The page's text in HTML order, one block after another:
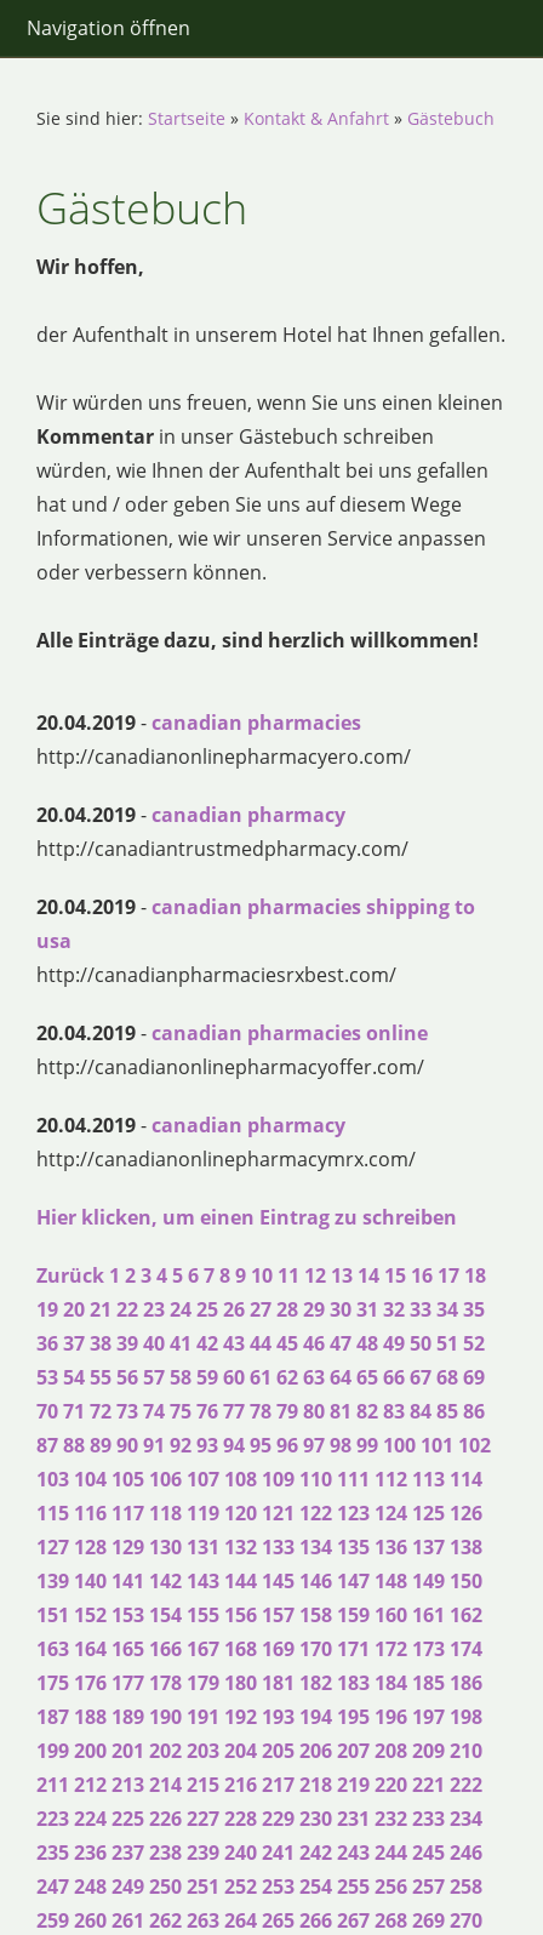
Navigation öffnen
Sie sind hier: Startseite » Kontakt & Anfahrt » Gästebuch
Gästebuch
Wir hoffen,
der Aufenthalt in unserem Hotel hat Ihnen gefallen.
Wir würden uns freuen, wenn Sie uns einen kleinen
Kommentar in unser Gästebuch schreiben
würden, wie Ihnen der Aufenthalt bei uns gefallen
hat und / oder geben Sie uns auf diesem Wege
Informationen, wie wir unseren Service anpassen
oder verbessern können.
Alle Einträge dazu, sind herzlich willkommen!
20.04.2019-canadian pharmacies
http://canadianonlinepharmacyero.com/
20.04.2019-canadian pharmacy
http://canadiantrustmedpharmacy.com/
20.04.2019-canadian pharmacies shipping to
usa
http://canadianpharmaciesrxbest.com/
20.04.2019-canadian pharmacies online
http://canadianonlinepharmacyoffer.com/
20.04.2019-canadian pharmacy
http://canadianonlinepharmacymrx.com/
Hier klicken, um einen Eintrag zu schreiben
Zurück 1 23456789 10 11 12 13 14 15 16 17 18
192021 22232425262728293031 32333435
363738394041 42434445464748495051 52
535455565758596061 6263646566676869
7071 72737475767778798081 8283848586
8788899091 9293949596979899 100 101 102
103 104 105 106 107 108 109 110 111 112 113 114
115 116 117 118 119 120 121 122 123 124 125 126
127 128 129 130 131 132 133 134 135 136 137 138
139 140 141 142 143 144 145 146 147 148 149 150
151 152 153 154 155 156 157 158 159 160 161 162
163 164 165 166 167 168 169 170 171 172 173 174
175 176 177 178 179 180 181 182 183 184 185 186
187 188 189 190 191 192 193 194 195 196 197 198
199200201 202203204205206207208209210
211 212213214215216217218219220221 222
223224225226227228229230231 232233234
235236237238239240241 242243244245246
247248249250251 252253254255256257258
259260261 262263264265266267268269270